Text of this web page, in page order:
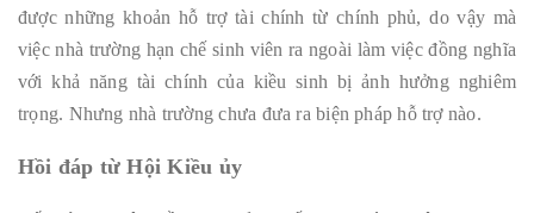
được những khoản hỗ trợ tài chính từ chính phủ, do vậy mà
việc nhà trường hạn chế sinh viên ra ngoài làm việc đồng nghĩa
với khả năng tài chính của kiều sinh bị ảnh hưởng nghiêm
trọng. Nhưng nhà trường chưa đưa ra biện pháp hỗ trợ nào.
Hồi đáp từ Hội Kiều ủy